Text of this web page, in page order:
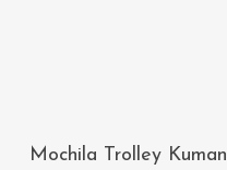
AÑADIR AL
Mochila Trolley Kuman